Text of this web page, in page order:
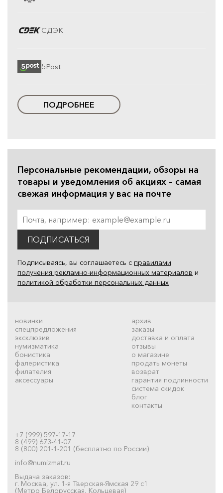
СДЭК
5Post
ПОДРОБНЕЕ
Персональные рекомендации, обзоры на
товары и уведомления об акциях – самая
свежая информация у вас на почте
ПОДПИСАТЬСЯ
Подписываясь, вы соглашаетесь с правилами
получения рекламно-информационных материалов и
политикой обработки персональных данных
новинки
спецпредложения
эксклюзив
нумизматика
бонистика
фалеристика
филателия
аксессуары
архив
заказы
доставка и оплата
отзывы
о магазине
продать монеты
возврат
гарантия подлинности
система скидок
блог
контакты
+7 (999) 597-17-17
8 (499) 673-41-07
8 (800) 201-1-201 (бесплатно по России)
info@numizmat.ru
Выдача заказов:
г. Москва, ул. 1-я Тверская-Ямская 29 с1
(Метро Белорусская, Кольцевая)